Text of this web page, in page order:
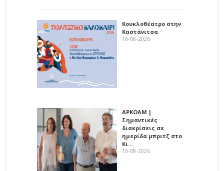
Κουκλοθέατρο στην
Καστάνιτσα
10-08-2026
ΑΡΚΟΑΜ |
Σημαντικές
διακρίσεις σε
ημερίδα μπριτζ στο
Κι…
10-08-2026